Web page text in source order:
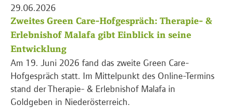
29.06.2026
Zweites Green Care-Hofgespräch: Therapie- &
Erlebnishof Malafa gibt Einblick in seine
Entwicklung
Am 19. Juni 2026 fand das zweite Green Care-
Hofgespräch statt. Im Mittelpunkt des Online-Termins
stand der Therapie- & Erlebnishof Malafa in
Goldgeben in Niederösterreich.